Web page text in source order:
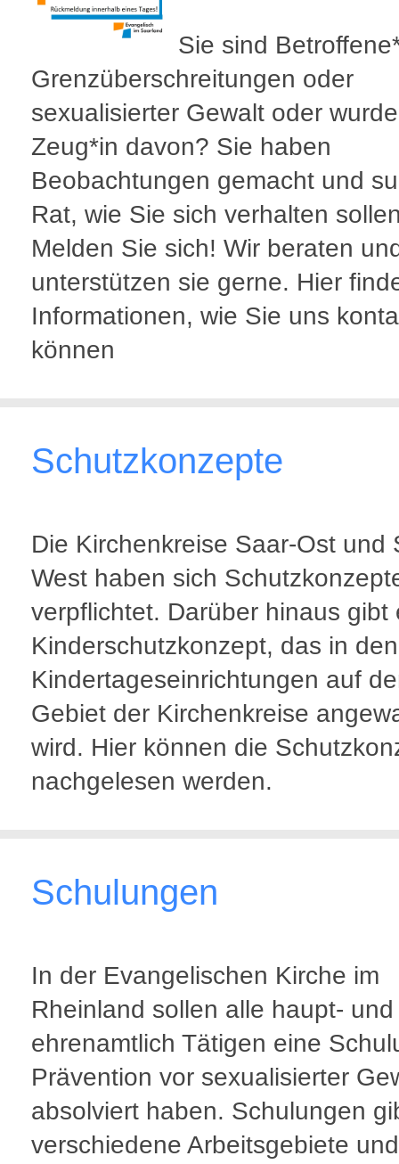
Sie sind
Grenzüberschreitungen oder
sexualisierter Gewalt oder
Zeug*in davon? Sie haben
Beobachtungen gemacht und
Rat, wie Sie sich verhalten
Melden Sie sich! Wir beraten
unterstützen sie gerne. Hier
Informationen, wie Sie uns
können
Schutzkonzepte
Die Kirchenkreise Saar-Ost und
West haben sich
verpflichtet. Darüber hinaus gibt
Kinderschutzkonzept, das in den
Kindertageseinrichtungen auf
Gebiet der Kirchenkreise
wird. Hier können die
nachgelesen werden.
Schulungen
In der Evangelischen Kirche im
Rheinland sollen alle haupt- und
ehrenamtlich Tätigen eine
Prävention vor sexualisierter
absolviert haben. Schulungen
verschiedene Arbeitsgebiete und